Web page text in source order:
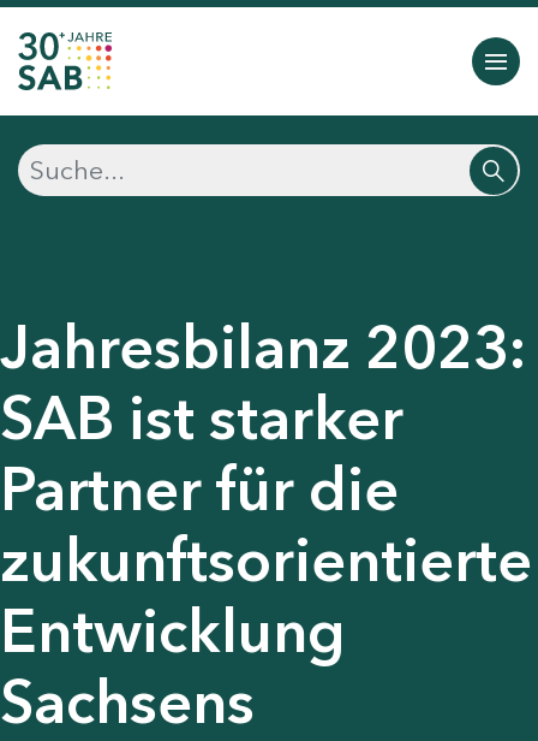
Jahresbilanz 2023:
SAB ist starker
Partner für die
zukunftsorientierte
Entwicklung
Sachsens